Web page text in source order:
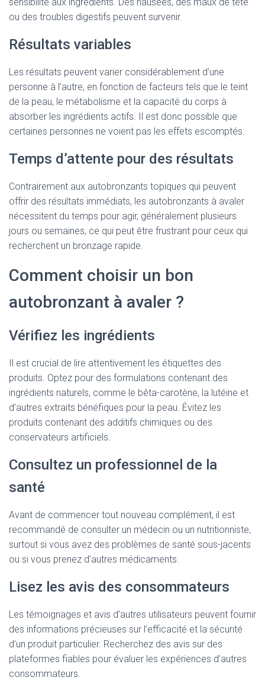
ou des troubles digestifs peuvent survenir.
Résultats variables
Les résultats peuvent varier considérablement d’une
personne à l’autre, en fonction de facteurs tels que le teint
de la peau, le métabolisme et la capacité du corps à
absorber les ingrédients actifs. Il est donc possible que
certaines personnes ne voient pas les effets escomptés.
Temps d’attente pour des résultats
Contrairement aux autobronzants topiques qui peuvent
offrir des résultats immédiats, les autobronzants à avaler
nécessitent du temps pour agir, généralement plusieurs
jours ou semaines, ce qui peut être frustrant pour ceux qui
recherchent un bronzage rapide.
Comment choisir un bon
autobronzant à avaler ?
Vérifiez les ingrédients
Il est crucial de lire attentivement les étiquettes des
produits. Optez pour des formulations contenant des
ingrédients naturels, comme le bêta-carotène, la lutéine et
d’autres extraits bénéfiques pour la peau. Évitez les
produits contenant des additifs chimiques ou des
conservateurs artificiels.
Consultez un professionnel de la
santé
Avant de commencer tout nouveau complément, il est
recommandé de consulter un médecin ou un nutritionniste,
surtout si vous avez des problèmes de santé sous-jacents
ou si vous prenez d’autres médicaments.
Lisez les avis des consommateurs
Les témoignages et avis d’autres utilisateurs peuvent fournir
des informations précieuses sur l’efficacité et la sécurité
d’un produit particulier. Recherchez des avis sur des
plateformes fiables pour évaluer les expériences d’autres
consommateurs.